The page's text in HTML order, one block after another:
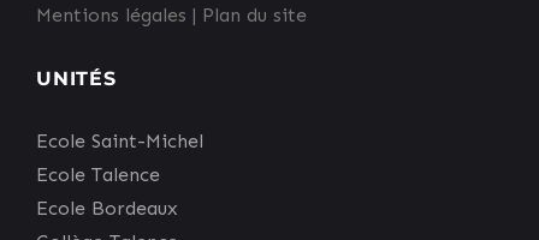
Mentions légales | Plan du site
UNITÉS
Ecole Saint-Michel
Ecole Talence
Ecole Bordeaux